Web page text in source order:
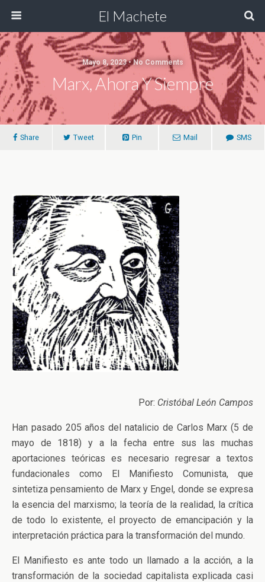
El Machete
Mayo 8, 2023 • No Comments
Marx, Ahora Y Siempre
Share Tweet Pin Mail SMS
Por: Cristóbal León Campos
Han pasado 205 años del natalicio de Carlos Marx (5 de
mayo de 1818) y a la fecha entre sus las muchas
aportaciones teóricas es necesario regresar a textos
fundacionales como El Manifiesto Comunista, que
sintetiza pensamiento de Marx y Engel, donde se expresa
la esencia del marxismo; la teoría de la realidad, la crítica
de todo lo existente, el proyecto de emancipación y la
interpretación práctica para la transformación del mundo.
El Manifiesto es ante todo un llamado a la acción, a la
transformación de la sociedad capitalista explicada casi